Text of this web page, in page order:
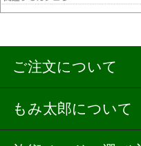
ご注文について
もみ太郎について